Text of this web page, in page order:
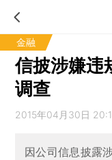
金融
信披涉嫌违
调查
2015年04月30日
因公司信息披露